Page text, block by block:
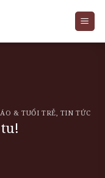
& TUỔI TRẺ TIN TỨC